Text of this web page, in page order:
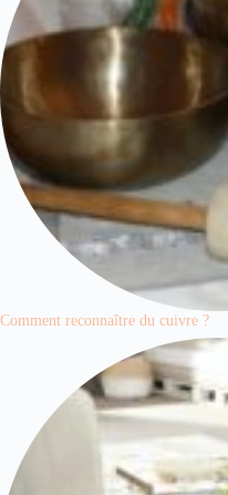
Comment reconnaître du cuivre ?